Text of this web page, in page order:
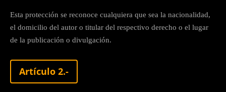
Esta protección se reconoce cualquiera que sea la nacionalidad,
el domicilio del autor o titular del respectivo derecho o el lugar
de la publicación o divulgación.
Artículo 2.-